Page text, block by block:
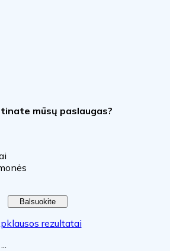
mūsų paslaugas?
rezultatai